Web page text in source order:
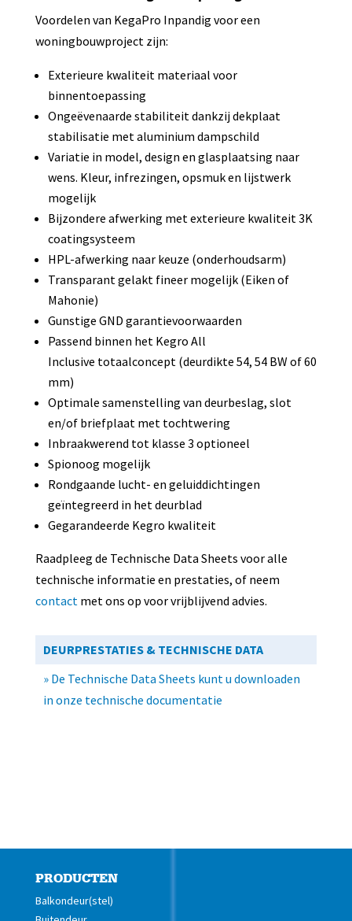
Voordelen van KegaPro Inpandig voor een
woningbouwproject zijn:
Exterieure kwaliteit materiaal voor
binnentoepassing
Ongeëvenaarde stabiliteit dankzij dekplaat
stabilisatie met aluminium dampschild
Variatie in model, design en glasplaatsing naar
wens. Kleur, infrezingen, opsmuk en lijstwerk
mogelijk
Bijzondere afwerking met exterieure kwaliteit 3K
coatingsysteem
HPL-afwerking naar keuze (onderhoudsarm)
Transparant gelakt fineer mogelijk (Eiken of
Mahonie)
Gunstige GND garantievoorwaarden
Passend binnen het Kegro All
Inclusive totaalconcept (deurdikte 54, 54 BW of 60
mm)
Optimale samenstelling van deurbeslag, slot
en/of briefplaat met tochtwering
Inbraakwerend tot klasse 3 optioneel
Spionoog mogelijk
Rondgaande lucht- en geluiddichtingen
geïntegreerd in het deurblad
Gegarandeerde Kegro kwaliteit
Raadpleeg de Technische Data Sheets voor alle
technische informatie en prestaties, of neem
contactmet ons op voor vrijblijvend advies.
DEURPRESTATIES & TECHNISCHE DATA
» De Technische Data Sheets kunt u downloaden
in onze technische documentatie
PRODUCTEN
Balkondeur(stel)